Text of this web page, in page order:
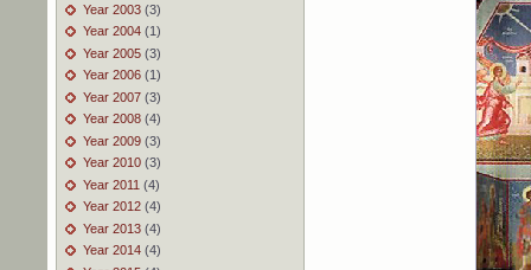
Year 2003 (3)
Year 2004 (1)
Year 2005 (3)
Year 2006 (1)
Year 2007 (3)
Year 2008 (4)
Year 2009 (3)
Year 2010 (3)
Year 2011 (4)
Year 2012 (4)
Year 2013 (4)
Year 2014 (4)